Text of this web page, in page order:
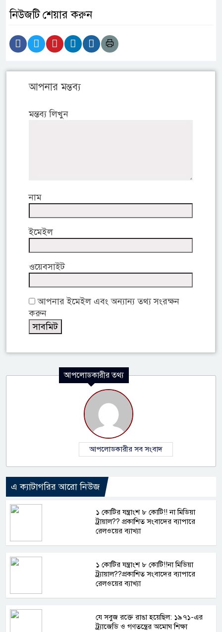
নিউজটি শেয়ার করুন
আপনার মন্তব্য
মন্তব্য লিখুন
নাম
ইমেইল
ওয়েবসাইট
আপনার ইমেইল এবং অন্যান্য তথ্য সংরক্ষন
করুন
আপলোডকারীর তথ্য
আপলোডকারীর সব সংবাদ
এ ক্যাটাগরির আরো নিউজ
১ কোটির যন্ত্রাংশ ৮ কোটি!! না মিডিয়া
ট্রায়াল?? প্রকাশিত সংবাদের ব্যাপারে
রেলওয়ের ব্যাখ্যা
১ কোটির যন্ত্রাংশ ৮ কোটি!!না মিডিয়া
ট্র্যায়াল??প্রকাশিত সংবাদের ব্যাপারে
রেলওয়ের ব্যাখ্যা
যে সবুজ রক্তে রাঙা হয়েছিল: ১৯৭১-এর
ট্র্যাজেডি ও গণতন্ত্রের অমোঘ শিক্ষা